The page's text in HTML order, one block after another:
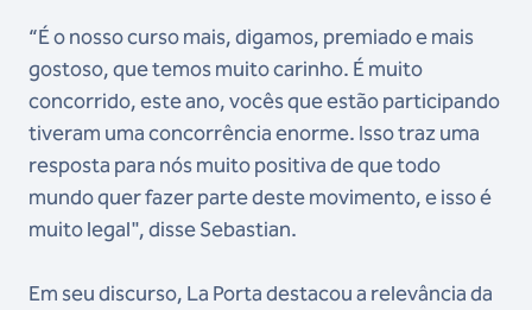
“É o nosso curso mais, digamos, premiado e mais
gostoso, que temos muito carinho. É muito
concorrido, este ano, vocês que estão participando
tiveram uma concorrência enorme. Isso traz uma
resposta para nós muito positiva de que todo
mundo quer fazer parte deste movimento, e isso é
muito legal", disse Sebastian.
Em seu discurso, La Porta destacou a relevância da